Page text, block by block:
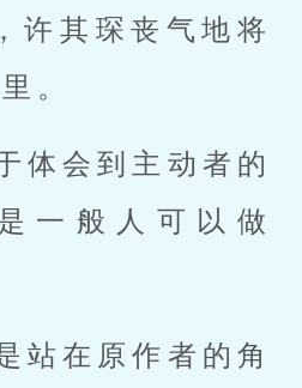
许其琛丧气地将
。
体会到主动者的
一般人可以做
站在原作者的角